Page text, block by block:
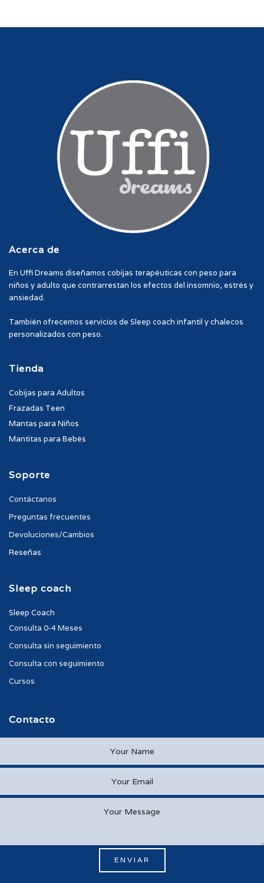
Acerca de
En Uffi Dreams diseñamos cobijas terapéuticas con peso para
niños y adulto que contrarrestan los efectos del insomnio, estrés y
ansiedad.
También ofrecemos servicios de Sleep coach infantil y chalecos
personalizados con peso.
Tienda
Cobijas para Adultos
Frazadas Teen
Mantas para Niños
Mantitas para Bebés
Soporte
Contáctanos
Preguntas frecuentes
Devoluciones/Cambios
Reseñas
Sleep coach
Sleep Coach
Consulta 0-4 Meses
Consulta sin seguimiento
Consulta con seguimiento
Cursos
Contacto
ENVIAR